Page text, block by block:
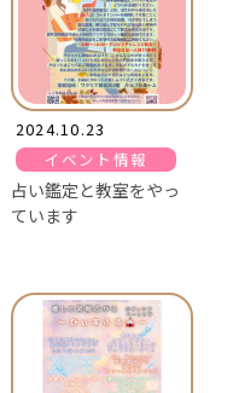
2024.10.23
イベント情報
占い鑑定と教室をやっ
ています